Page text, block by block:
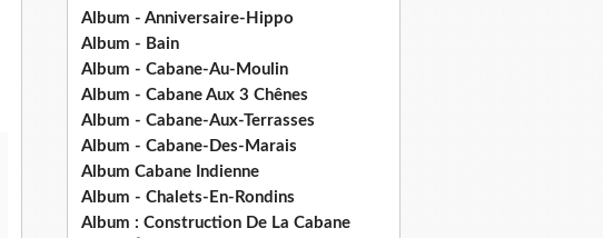
Album - Anniversaire-Hippo
Album - Bain
Album - Cabane-Au-Moulin
Album - Cabane Aux 3 Chênes
Album - Cabane-Aux-Terrasses
Album - Cabane-Des-Marais
Album Cabane Indienne
Album - Chalets-En-Rondins
Album : Construction De La Cabane